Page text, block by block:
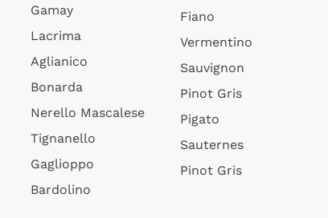
Gamay
Lacrima
Aglianico
Bonarda
Nerello Mascalese
Tignanello
Gaglioppo
Bardolino
Fiano
Vermentino
Sauvignon
Pinot Gris
Pigato
Sauternes
Pinot Gris